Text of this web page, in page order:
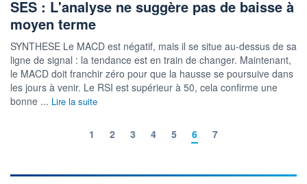
SES : L'analyse ne suggère pas de baisse à
moyen terme
SYNTHESE Le MACD est négatif, mais il se situe au-dessus de sa
ligne de signal : la tendance est en train de changer. Maintenant,
le MACD doit franchir zéro pour que la hausse se poursuive dans
les jours à venir. Le RSI est supérieur à 50, cela confirme une
bonne ... Lire la suite
1 2 3 4 5 6 7